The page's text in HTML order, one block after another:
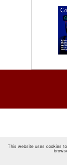
This website uses cookies